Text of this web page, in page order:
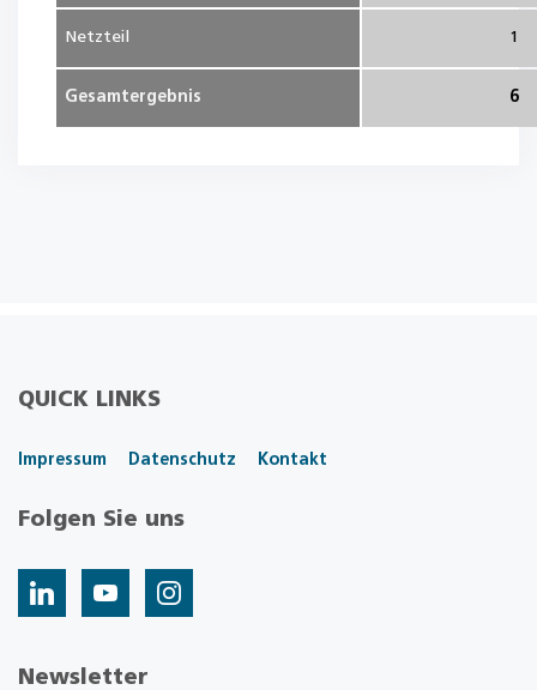
Netzteil 1
Gesamtergebnis 6
QUICK LINKS
Impressum Datenschutz Kontakt
Folgen Sie uns
Newsletter